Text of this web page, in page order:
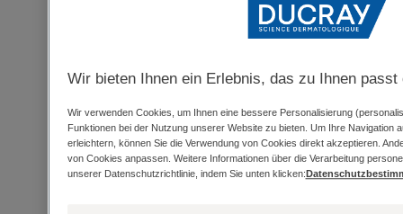
Sanft schäumendes Shampoo, das sich gut auf der
Kopfhaut verteilen lässt. Pflegt das Haar, macht es
Für gefärbtes Haar geeignet.
Geruch des Inhalts
Angenehm frischer Duft. Mit hypoallergenem Duftstoff.
Konzentrat zur lokalen
4.6
/
5
-
10
Wir bieten Ihnen ein Erlebnis, das zu Ihnen passt
Wir verwenden Cookies, um Ihnen eine bessere Personalisierung
Funktionen bei der Nutzung unserer Website zu bieten. Um Ihre Navigation
erleichtern, können Sie die Verwendung von Cookies direkt akzeptieren.
von Cookies anpassen. Weitere Informationen über die Verarbeitung
unserer Datenschutzrichtlinie, indem Sie unten klicken: